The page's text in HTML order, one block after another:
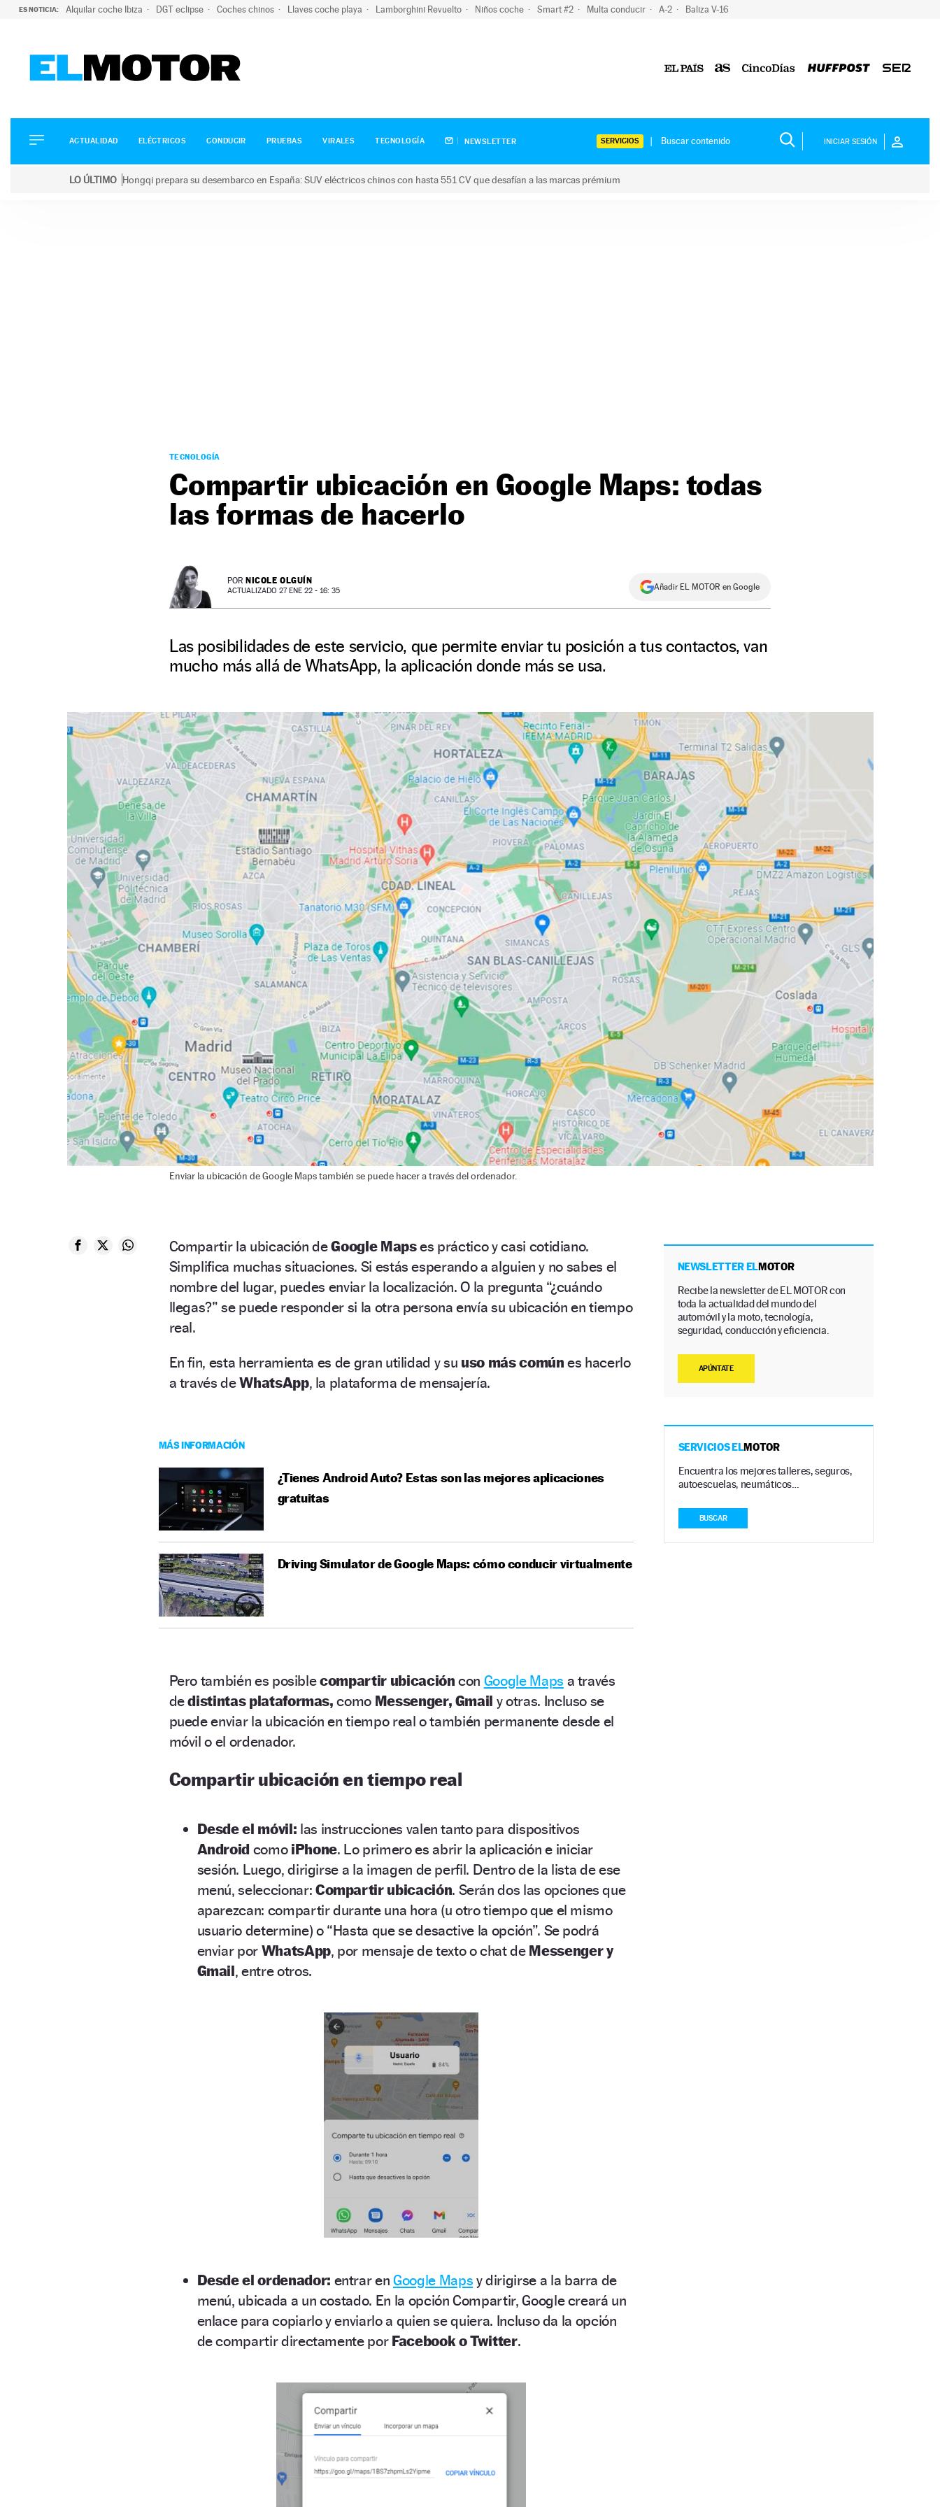
ES NOTICIA: Alquilar coche Ibiza DGT eclipse Coches chinos Llaves coche playa Lamborghini Revuelto Niños coche Smart #2 Multa conducir A-2 Baliza V-16
ELÉCTRICOS
CONDUCIR
ACTUALIDAD ELÉCTRICOS CONDUCIR PRUEBAS VIRALES TECNOLOGÍA NEWSLETTER SERVICIOS INICIAR SESIÓN
LO ÚLTIMO Hongqi prepara su desembarco en España: SUV eléctricos chinos con hasta 551 CV que desafían a las marcas prémium
TECNOLOGÍA
Compartir ubicación en Google Maps: todas
las formas de hacerlo
POR NICOLE OLGUÍN
ACTUALIZADO 27 ENE 22 - 16: 35 Añadir EL MOTOR en Google
Las posibilidades de este servicio, que permite enviar tu posición a tus contactos, van
mucho más allá de WhatsApp, la aplicación donde más se usa.
Enviar la ubicación de Google Maps también se puede hacer a través del ordenador.
Compartir la ubicación deGoogle Mapses práctico y casi cotidiano.
Simplifica muchas situaciones. Si estás esperando a alguien y no sabes el
nombre del lugar, puedes enviar la localización. O la pregunta “¿cuándo
llegas?” se puede responder si la otra persona envía su ubicación en tiempo
real.
En fin, esta herramienta es de gran utilidad y su uso más comúnes hacerlo
a través deWhatsApp, la plataforma de mensajería.
MÁS INFORMACIÓN
¿Tienes Android Auto? Estas son las mejores aplicaciones
gratuitas
Driving Simulator de Google Maps: cómo conducir virtualmente
Pero también es posiblecompartir ubicacióncon Google Maps a través
dedistintas plataformas,como Messenger, Gmail y otras. Incluso se
puede enviar la ubicación en tiempo real o también permanente desde el
móvil o el ordenador.
Compartir ubicación en tiempo real
Desde el móvil: las instrucciones valen tanto para dispositivos
Android comoiPhone. Lo primero es abrir la aplicación e iniciar
sesión. Luego, dirigirse a la imagen de perfil. Dentro de la lista de ese
menú, seleccionar: Compartir ubicación. Serán dos las opciones que
aparezcan: compartir durante una hora (u otro tiempo que el mismo
usuario determine) o “Hasta que se desactive la opción”. Se podrá
enviar por WhatsApp, por mensaje de texto o chat de Messenger y
Gmail, entre otros.
Desde el ordenador: entrar enGoogle Maps y dirigirse a la barra de
menú, ubicada a un costado. En la opción Compartir, Google creará un
enlace para copiarlo y enviarlo a quien se quiera. Incluso da la opción
de compartir directamente por Facebook o Twitter.
NEWSLETTER ELMOTOR
Recibe la newsletter de EL MOTOR con
toda la actualidad del mundo del
automóvil y la moto, tecnología,
seguridad, conducción y eficiencia.
APÚNTATE
SERVICIOS ELMOTOR
Encuentra los mejores talleres, seguros,
autoescuelas, neumáticos…
BUSCAR